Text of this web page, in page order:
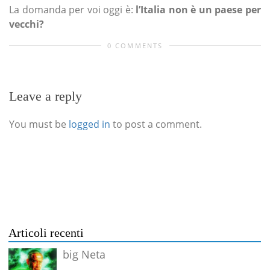
La domanda per voi oggi è: l’Italia non è un paese per
vecchi?
0 COMMENTS
Leave a reply
You must be logged in to post a comment.
Articoli recenti
big Neta